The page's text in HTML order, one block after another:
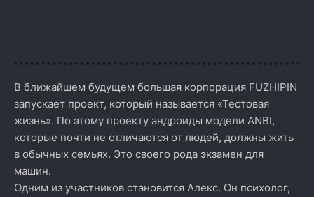
В ближайшем будущем большая корпорация FUZHIPIN
запускает проект, который называется «Тестовая
жизнь». По этому проекту андроиды модели ANBI,
которые почти не отличаются от людей, должны жить
в обычных семьях. Это своего рода экзамен для
машин.
Одним из участников становится Алекс. Он психолог,